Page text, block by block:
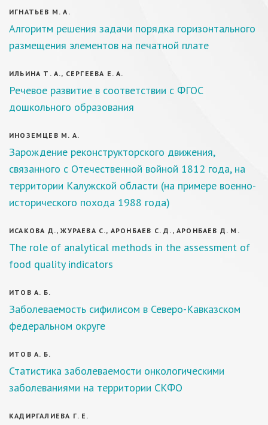
ИГНАТЬЕВ М. А.
Алгоритм решения задачи порядка горизонтального
размещения элементов на печатной плате
ИЛЬИНА Т. А., СЕРГЕЕВА Е. А.
Речевое развитие в соответствии с ФГОС
дошкольного образования
ИНОЗЕМЦЕВ М. А.
Зарождение реконструкторского движения,
связанного с Отечественной войной 1812 года, на
территории Калужской области (на примере военно-
исторического похода 1988 года)
ИСАКОВА Д., ЖУРАЕВА С., АРОНБАЕВ С. Д., АРОНБАЕВ Д. М.
The role of analytical methods in the assessment of
food quality indicators
ИТОВ А. Б.
Заболеваемость сифилисом в Северо-Кавказском
федеральном округе
ИТОВ А. Б.
Статистика заболеваемости онкологическими
заболеваниями на территории СКФО
КАДИРГАЛИЕВА Г. Е.